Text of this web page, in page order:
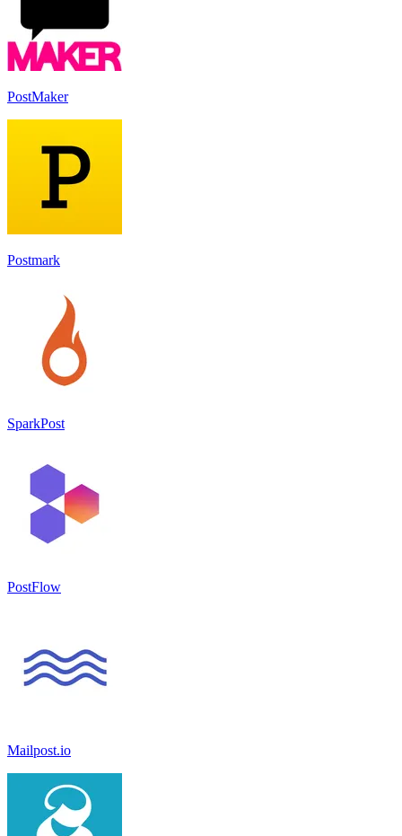
PostMaker
Postmark
SparkPost
PostFlow
Mailpost.io